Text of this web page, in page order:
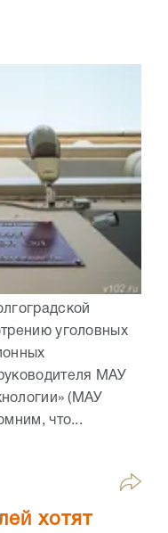
уголовных
МАУ
(МАУ
что...
хотят